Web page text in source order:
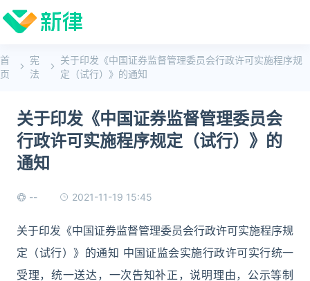
首
页
宪
法
关于印发《中国证券监督管理委员会行政许可实施程序规
定（试行）》的通知
关于印发《中国证券监督管理委员会
行政许可实施程序规定（试行）》的
通知
-- 2021-11-19 15:45
关于印发《中国证券监督管理委员会行政许可实施程序规
定（试行）》的通知 中国证监会实施行政许可实行统一
受理，统一送达，一次告知补正，说明理由，公示等制